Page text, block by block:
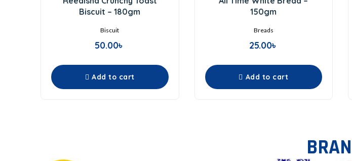
out
5
Biscuit – 180gm
Biscuit
50.00৳
Add to cart
out
150gm
Breads
25.00৳
Add to cart